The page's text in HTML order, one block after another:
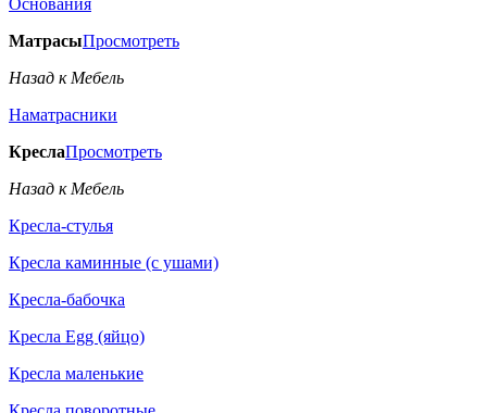
Основания
МатрасыПросмотреть
Назад к Мебель
Наматрасники
КреслаПросмотреть
Назад к Мебель
Кресла-стулья
Кресла каминные (с ушами)
Кресла-бабочка
Кресла Egg (яйцо)
Кресла маленькие